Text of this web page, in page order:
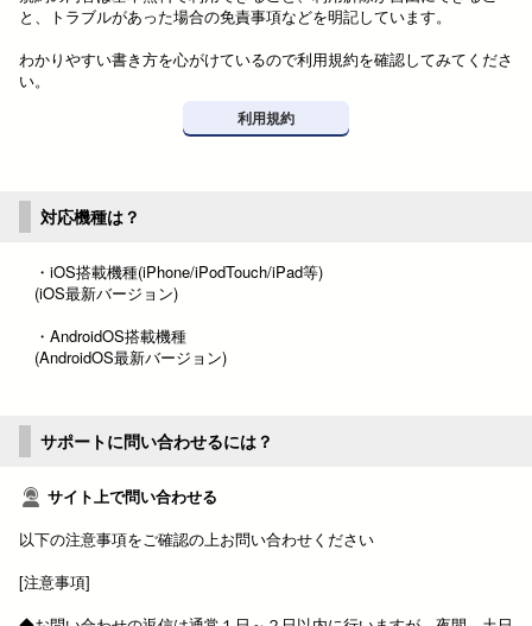
と、トラブルがあった場合の免責事項などを明記しています。
わかりやすい書き方を心がけているので利用規約を確認してみてくださ
い。
利用規約
対応機種は？
・iOS搭載機種(iPhone/iPodTouch/iPad等)
(iOS最新バージョン)
・AndroidOS搭載機種
(AndroidOS最新バージョン)
サポートに問い合わせるには？
サイト上で問い合わせる
以下の注意事項をご確認の上お問い合わせください
[注意事項]